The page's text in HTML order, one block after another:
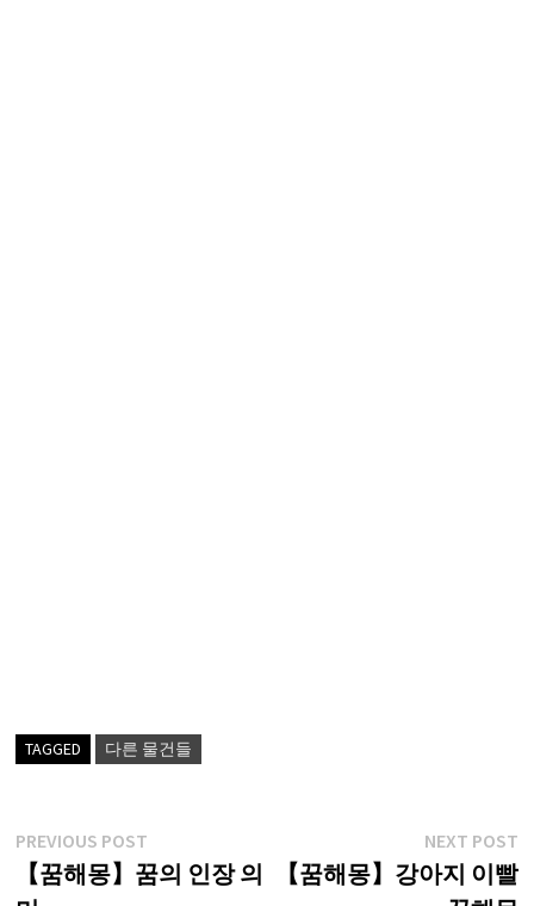
TAGGED 다른 물건들
글
탐
PREVIOUS POSTPrevious
post:
【꿈해몽】꿈의 인장 의
NEXT POST
【꿈해몽】강아지 이빨